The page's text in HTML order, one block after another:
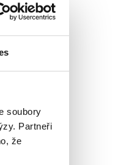
soubory
Partneři
že